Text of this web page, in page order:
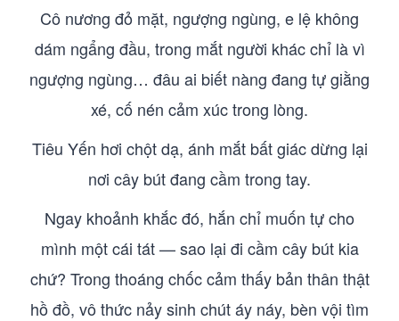
Cô nương đỏ mặt, ngượng ngùng, e lệ không
dám ngẩng đầu, trong mắt người khác chỉ là vì
ngượng ngùng… đâu ai biết nàng đang tự giằng
xé, cố nén cảm xúc trong lòng.
Tiêu Yến hơi chột dạ, ánh mắt bất giác dừng lại
nơi cây bút đang cầm trong tay.
Ngay khoảnh khắc đó, hắn chỉ muốn tự cho
mình một cái tát — sao lại đi cầm cây bút kia
chứ? Trong thoáng chốc cảm thấy bản thân thật
hồ đồ, vô thức nảy sinh chút áy náy, bèn vội tìm